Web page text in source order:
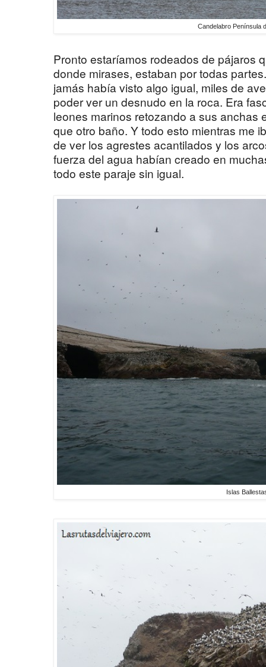
Candelabro Península
Pronto estaríamos rodeados de pájaros
donde mirases, estaban por todas
jamás había visto algo igual, miles de
poder ver un desnudo en la roca. Era
leones marinos retozando a sus anchas
que otro baño. Y todo esto mientras me
de ver los agrestes acantilados y los
fuerza del agua habían creado en
todo este paraje sin igual.
Islas